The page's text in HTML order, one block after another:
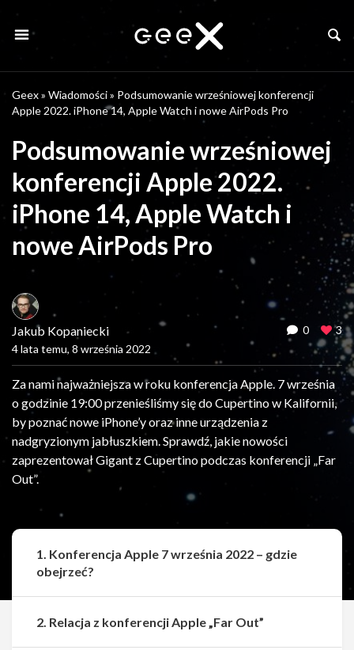
Geex» Wiadomości» Podsumowanie wrześniowej konferencji
Apple 2022. iPhone 14, Apple Watch i nowe AirPods Pro
Podsumowanie wrześniowej
konferencji Apple 2022.
iPhone 14, Apple Watch i
nowe AirPods Pro
Jakub Kopaniecki
4 lata temu, 8 września 2022
0 3
Za nami najważniejsza w roku konferencja Apple. 7 września
o godzinie 19:00 przenieśliśmy się do Cupertino w Kalifornii,
by poznać nowe iPhone’y oraz inne urządzenia z
nadgryzionym jabłuszkiem. Sprawdź, jakie nowości
zaprezentował Gigant z Cupertino podczas konferencji „Far
Out”.
1. Konferencja Apple 7 września 2022 – gdzie
obejrzeć?
2. Relacja z konferencji Apple „Far Out”